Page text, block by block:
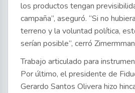
los productos tengan
campaña”, aseguró. “Si no
terreno y la voluntad política,
serían posible”, cerró
Trabajo articulado para
Por último, el presidente de
Gerardo Santos Olivera hizo